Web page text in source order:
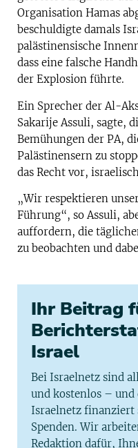
Organisation Hamas
beschuldigte damals
palästinensische
dass eine falsche
der Explosion führte.
Ein Sprecher der Al-
Sakarije Assuli, sagte,
Bemühungen der PA,
Palästinensern zu
das Recht vor,
„Wir respektieren
Führung“, so Assuli,
auffordern, die
zu beobachten und
Ihr Beitrag
Israel
Bei Israelnetz sind
und kostenlos – und
Israelnetz
Spenden. Wir
Redaktion dafür,